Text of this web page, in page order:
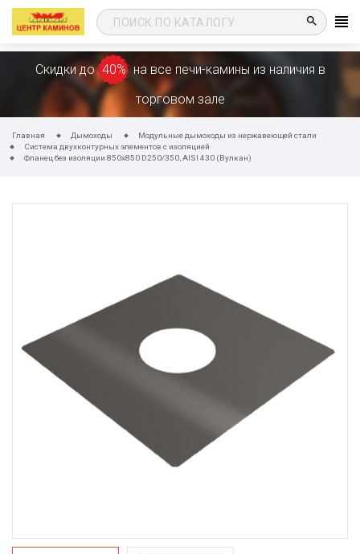
search
Скидки до 40% на все печи-камины из наличия в
торговом зале
Главная Дымоходы
Модульные дымоходы из нержавеющей стали
Система двухконтурных элементов с изоляцией
Фланец без изоляции 850х850 D250/350, AISI 430 (Вулкан)